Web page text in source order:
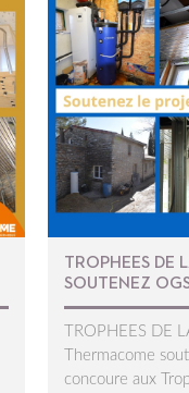
TROPHEES DE
SOUTENEZ
TROPHEES DE
Thermacome
concoure aux